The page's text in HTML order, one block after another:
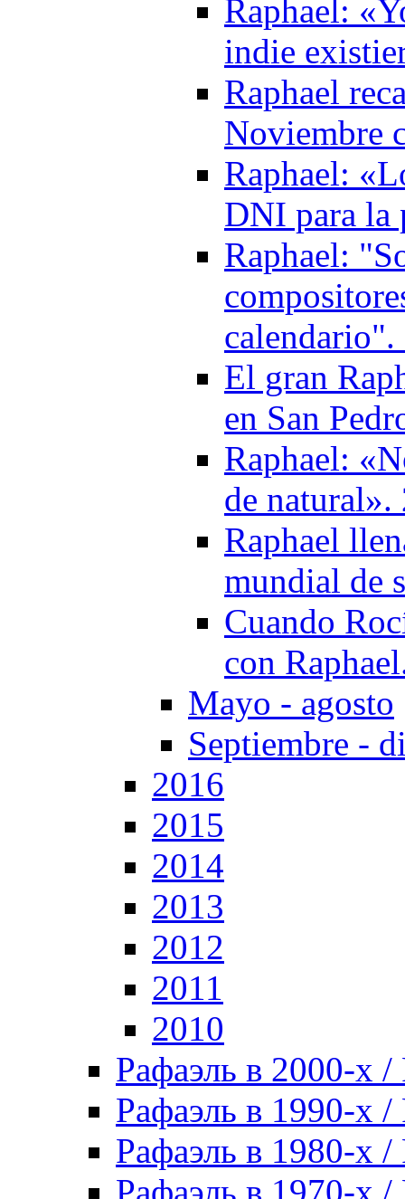
Raphael:
indie
Raphael
Noviembre
Raphael:
DNI para la
Raphael:
calendario".
El gran
en San
Raphael:
de natural».
Raphael
mundial de
Cuando
con
Mayo - agosto
Septiembre -
2016
2015
2014
2013
2012
2011
2010
Рафаэль в 2000-х /
Рафаэль в 1990-х /
Рафаэль в 1980-х /